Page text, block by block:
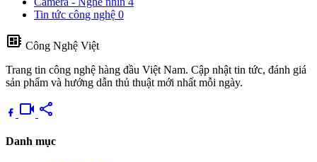
Tin tức công nghệ 0
developer_board Công Nghệ Việt
Trang tin công nghệ hàng đầu Việt Nam. Cập nhật tin tức, đánh giá
sản phẩm và hướng dẫn thủ thuật mới nhất mỗi ngày.
videocam share
Danh mục